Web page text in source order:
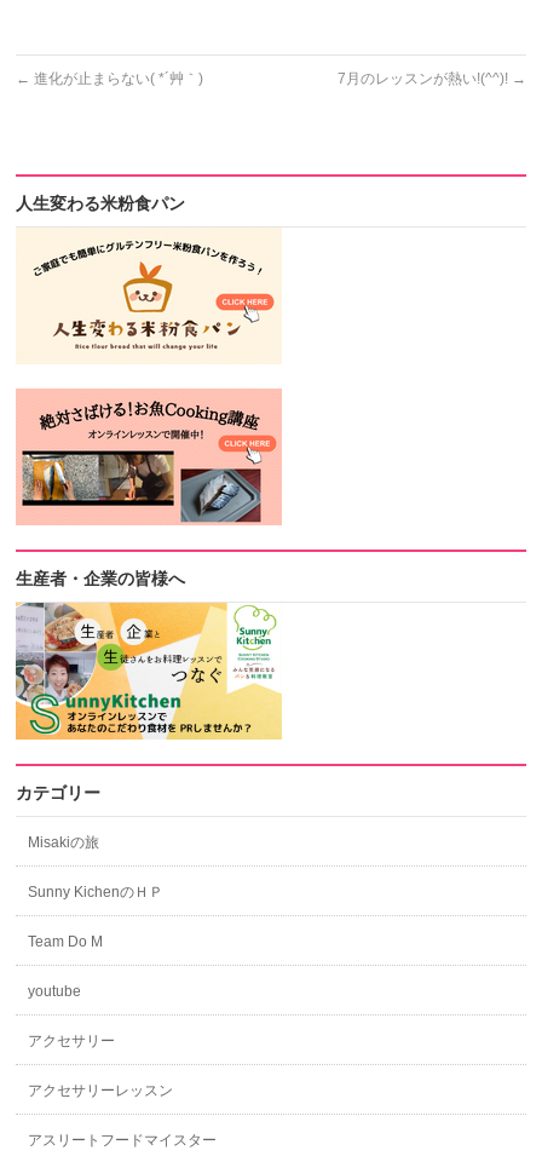
← 進化が止まらない( *´艸｀) 7月のレッスンが熱い!(^^)! →
人生変わる米粉食パン
生産者・企業の皆様へ
カテゴリー
Misakiの旅
Sunny KichenのＨＰ
Team Do M
youtube
アクセサリー
アクセサリーレッスン
アスリートフードマイスター